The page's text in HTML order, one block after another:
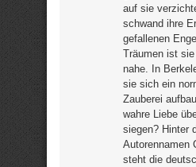
auf sie
schwand ihre
gefallenen
Träumen ist
nahe. In
sie sich ein
Zauberei
wahre Liebe
siegen? Hinter
Autorennamen
steht die